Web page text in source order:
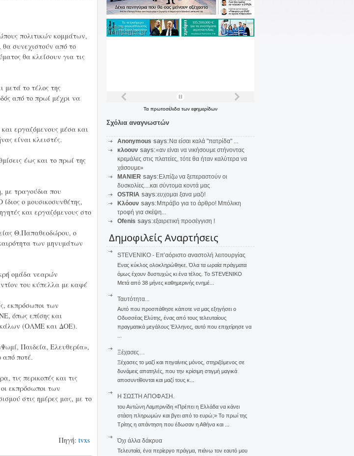
πολιτικών κομμάτων,
συνεχιστούν από το
θα κλείσουν για τις
μετά το τέλος της
από το πρωί μέχρι να
εργαζόμενους μέσα και
είναι κλειστές.
έως και το πρωί της
με τραγούδια που
ο μουσικοσυνθέτης,
και εργαζόμενους στο
Θ.Παπαθεοδώρου, ο
των μηνυμάτων
ομάδα νεαρών
του κύπελλα με καφέ
εκπρόσωποι των
όπως επίσης και
(ΟΛΜΕ και ΔΟΕ).
Παιδεία, Ελευθερία»,
από ποτέ.
τις περικοπές και τις
εκπρόσωποι των
στις ημέρες μας, με το
Πηγή: tvxs
Τα πρωτοσέλιδα των εφημερίδων
Σχόλια αναγνωστών
Anonymous says: Να είσαι καλά "πατρίδα" ...
κλοουν says:«αν είναι να νικήσουμε στήνοντας
κρεμάλες στις πλατείες, τότε θα ήταν καλύτερα να
χάσουμε»
MANIER says: Ελπίζω να ξεπεραστούν οι
δυσκολίες....και σύντομα κοντά μας
OSTRIA says:ευχομαι ξανα μαζι!
Κλόουν says: Μπράβο για το άρθρο! Μπόλικη
τροφή για σκέψη...
Ofenis says:εξαιρετική προσέγγιση !
Δημοφιλείς Αναρτήσεις
STEVENIKO - Επ’αόριστο αναστολή λειτουργίας
Ενας κύκλος ολοκληρώθηκε. Όλα τα ωραία πράγματα
όμως έχουν δυστυχώς κι ένα τέλος. Το STEVENIKO
Μετά από 38 μήνες καθημερινής ενημέ...
Ταυτότητα...
Αυτό που προσπάθησε κάποτε να μας εξηγήσει ο
Οδυσσέας Ελύτης, ένας από τους τελευταίους
πραγματικά μεγάλους Έλληνες, αυτό που επιχείρησε να
...
Ξέχασες…
Ξέχασες το μαζί και πηγαίνεις μόνος, στηριζόμενος σε
δυνάμεις απατηλές, που την κρίσιμη στιγμή μαγικά
αποσυντίθονται και μαζί τους κ...
Η ΣΩΣΤΗ ΑΠΟΦΑΣΗ.
του Αντώνη Λαμπρινίδη «Πρέπει η Ελλάδα να κάνει
στάση πληρωμών και βγει από το ευρώ;» Το πρωί της
Τρίτης η απάντηση που έδωσαν η Αθήνα και ...
Όχι άλλα δάκρυα
Τελευταία, ένα περίεργο πράγμα, πιάνω τον εαυτό μου